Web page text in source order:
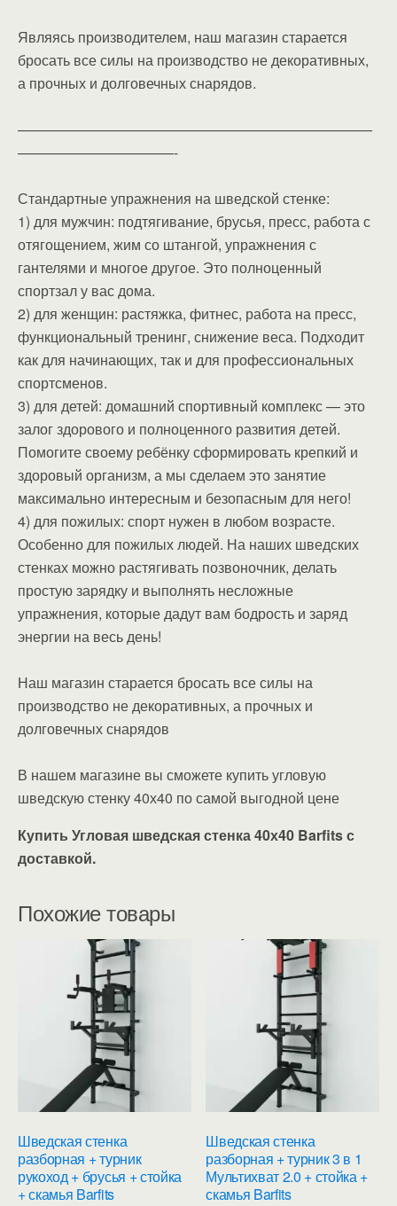
Являясь производителем, наш магазин старается
бросать все силы на производство не декоративных,
а прочных и долговечных снарядов.
—————————————————————————
———————————-
Стандартные упражнения на шведской стенке:
1) для мужчин: подтягивание, брусья, пресс, работа с
отягощением, жим со штангой, упражнения с
гантелями и многое другое. Это полноценный
спортзал у вас дома.
2) для женщин: растяжка, фитнес, работа на пресс,
функциональный тренинг, снижение веса. Подходит
как для начинающих, так и для профессиональных
спортсменов.
3) для детей: домашний спортивный комплекс — это
залог здорового и полноценного развития детей.
Помогите своему ребёнку сформировать крепкий и
здоровый организм, а мы сделаем это занятие
максимально интересным и безопасным для него!
4) для пожилых: спорт нужен в любом возрасте.
Особенно для пожилых людей. На наших шведских
стенках можно растягивать позвоночник, делать
простую зарядку и выполнять несложные
упражнения, которые дадут вам бодрость и заряд
энергии на весь день!
Наш магазин старается бросать все силы на
производство не декоративных, а прочных и
долговечных снарядов
В нашем магазине вы сможете купить угловую
шведскую стенку 40х40 по самой выгодной цене
Купить Угловая шведская стенка 40х40 Barfits с
доставкой.
Похожие товары
Шведская стенка
разборная + турник
рукоход + брусья + стойка
+ скамья Barfits
Шведская стенка
разборная + турник 3 в 1
Мультихват 2.0 + стойка +
скамья Barfits